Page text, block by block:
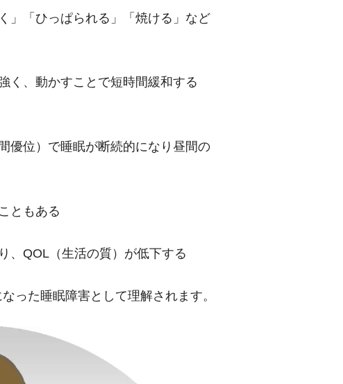
」「ひっぱられる」「焼ける」など
く、動かすことで短時間緩和する
優位）で睡眠が断続的になり昼間の
ともある
、QOL（生活の質）が低下する
った睡眠障害として理解されます。